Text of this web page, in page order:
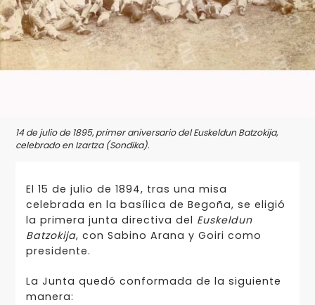
14 de julio de 1895, primer aniversario del Euskeldun Batzokija,
celebrado en Izartza (Sondika).
El 15 de julio de 1894, tras una misa
celebrada en la basílica de Begoña, se eligió
la primera junta directiva del Euskeldun
Batzokija, con Sabino Arana y Goiri como
presidente.
La Junta quedó conformada de la siguiente
manera: